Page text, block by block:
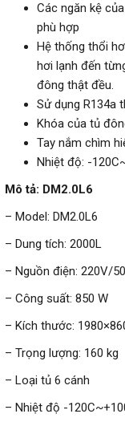
Các ngăn kệ
phù hợp
Hệ thống thổi
hơi lạnh đến
đông thật đều.
Sử dụng R134a
Khóa của tủ
Tay nắm chìm
Nhiệt độ: -
Mô tả: DM2.0L6
– Model: DM2.0L6
– Dung tích: 2000L
– Nguồn điện: 220V/
– Công suất: 850 W
– Kích thước:
– Trọng lượng: 160 kg
– Loại tủ 6 cánh
– Nhiệt độ -